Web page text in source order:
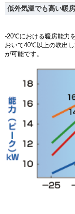
低外気温でも高い暖
-20℃における暖房能力
おいて40℃以上の吹出
が可能です。